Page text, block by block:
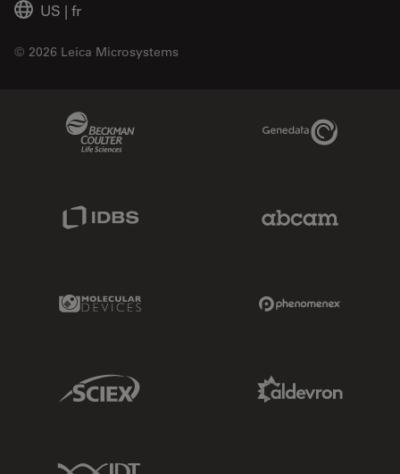
US | fr
© 2026 Leica Microsystems
Genedata Link
Molecular Devices Link
Sciex Link
IDT Link